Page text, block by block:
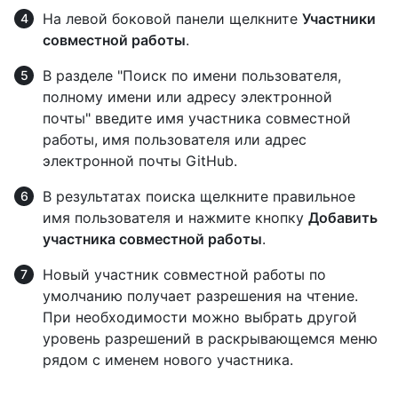
На левой боковой панели щелкните Участники
совместной работы.
В разделе "Поиск по имени пользователя,
полному имени или адресу электронной
почты" введите имя участника совместной
работы, имя пользователя или адрес
электронной почты GitHub.
В результатах поиска щелкните правильное
имя пользователя и нажмите кнопку Добавить
участника совместной работы.
Новый участник совместной работы по
умолчанию получает разрешения на чтение.
При необходимости можно выбрать другой
уровень разрешений в раскрывающемся меню
рядом с именем нового участника.